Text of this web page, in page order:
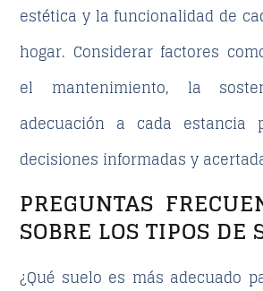
estética y la funcionalidad de
hogar. Considerar factores
el mantenimiento, la
adecuación a cada estancia
decisiones informadas y
PREGUNTAS
SOBRE LOS TIPOS DE
¿Qué suelo es más adecuado